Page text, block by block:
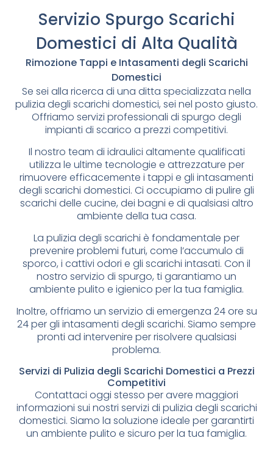
Servizio Spurgo Scarichi
Domestici di Alta Qualità
Rimozione Tappi e Intasamenti degli Scarichi
Domestici
Se sei alla ricerca di una ditta specializzata nella
pulizia degli scarichi domestici, sei nel posto giusto.
Offriamo servizi professionali di spurgo degli
impianti di scarico a prezzi competitivi.
Il nostro team di idraulici altamente qualificati
utilizza le ultime tecnologie e attrezzature per
rimuovere efficacemente i tappi e gli intasamenti
degli scarichi domestici. Ci occupiamo di pulire gli
scarichi delle cucine, dei bagni e di qualsiasi altro
ambiente della tua casa.
La pulizia degli scarichi è fondamentale per
prevenire problemi futuri, come l’accumulo di
sporco, i cattivi odori e gli scarichi intasati. Con il
nostro servizio di spurgo, ti garantiamo un
ambiente pulito e igienico per la tua famiglia.
Inoltre, offriamo un servizio di emergenza 24 ore su
24 per gli intasamenti degli scarichi. Siamo sempre
pronti ad intervenire per risolvere qualsiasi
problema.
Servizi di Pulizia degli Scarichi Domestici a Prezzi
Competitivi
Contattaci oggi stesso per avere maggiori
informazioni sui nostri servizi di pulizia degli scarichi
domestici. Siamo la soluzione ideale per garantirti
un ambiente pulito e sicuro per la tua famiglia.